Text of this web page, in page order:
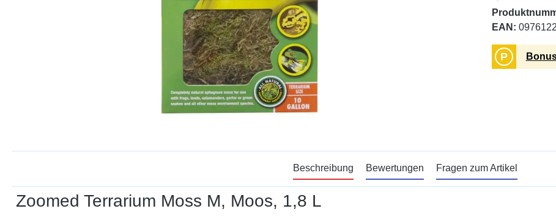
EAN:
P
Beschreibung Bewertungen Fragen zum Artikel
Zoomed Terrarium Moss M, Moos, 1,8 L